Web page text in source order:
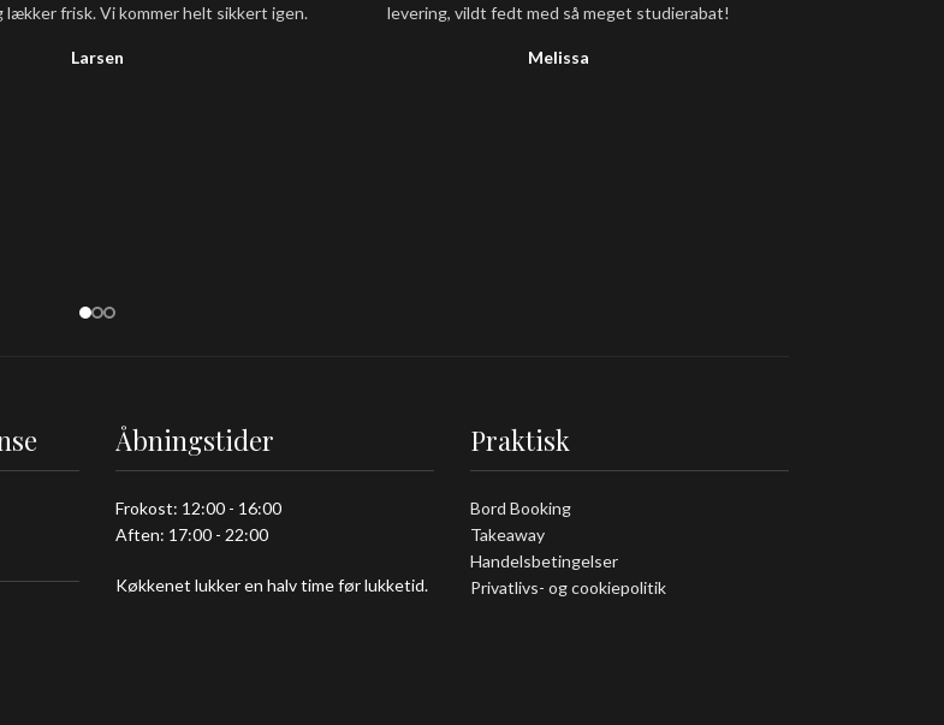
lækker frisk. Vi kommer helt sikkert igen.
Larsen
levering, vildt fedt med så meget studierabat!
Melissa
Åbningstider
Frokost: 12:00 - 16:00
Aften: 17:00 - 22:00
Køkkenet lukker en halv time før lukketid.
Praktisk
Bord Booking
Takeaway
Handelsbetingelser
Privatlivs- og cookiepolitik